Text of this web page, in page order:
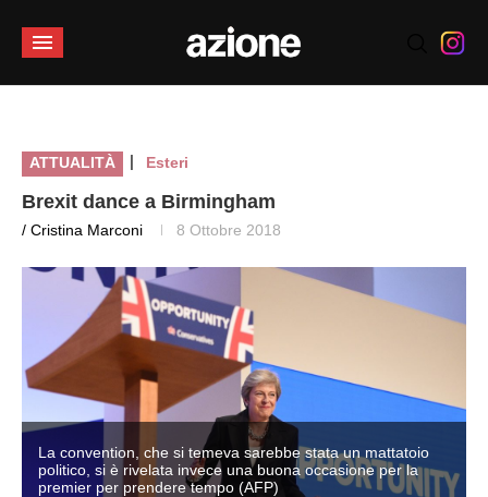
ATTUALITÀ | Esteri
Brexit dance a Birmingham
/ Cristina Marconi 8 Ottobre 2018
La convention, che si temeva sarebbe stata un mattatoio
politico, si è rivelata invece una buona occasione per la
premier per prendere tempo (AFP)